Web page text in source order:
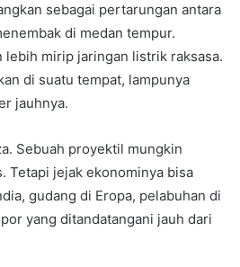
sebagai pertarungan antara
di medan tempur.
lebih mirip jaringan listrik raksasa.
di suatu tempat, lampunya
jauhnya.
Sebuah proyektil mungkin
Tetapi jejak ekonominya bisa
gudang di Eropa, pelabuhan di
yang ditandatangani jauh dari